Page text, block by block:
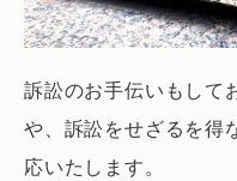
訴訟のお手伝いもして
や、訴訟をせざるを得
応いたします。